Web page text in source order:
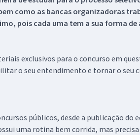
como as bancas organizadoras
pois cada uma tem a sua forma
exclusivos para o concurso em
o seu entendimento e tornar o seu
públicos, desde a publicação
uma rotina bem corrida, mas